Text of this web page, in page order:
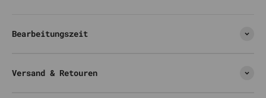
Bearbeitungszeit
Versand & Retouren